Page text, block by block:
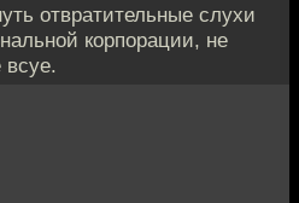
отвратительные слухи
корпорации, не